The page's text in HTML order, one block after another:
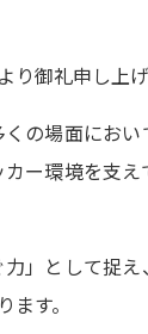
御礼申し上げ
の場面にお
ー環境を支
」として捉
す。